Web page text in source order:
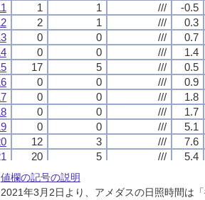
1 1 /// -0.5
2 1 /// 0.3
0 0 /// 0.7
0 0 /// 1.4
17 5 /// 0.5
0 0 /// 0.9
0 0 /// 1.8
0 0 /// 1.7
0 0 /// 5.1
12 3 /// 7.6
20 5 /// 5.4
22
0
23
0 0 /// 3.8
1 1 /// -0.5
2 1 /// 0.3
0 0 /// 0.7
0 0 /// 1.4
17 5 /// 0.5
0 0 /// 0.9
0 0 /// 1.8
0 0 /// 1.7
0 0 /// 5.1
12 3 /// 7.6
20 5 /// 5.4
22
0
23
0 0 /// 3.8
1 1 /// -0.5
2 1 /// 0.3
0 0 /// 0.7
0 0 /// 1.4
17 5 /// 0.5
0 0 /// 0.9
0 0 /// 1.8
0 0 /// 1.7
0 0 /// 5.1
12 3 /// 7.6
20 5 /// 5.4
22
0
23
0 0 /// 3.8
1 1 /// -0.5
2 1 /// 0.3
0 0 /// 0.7
0 0 /// 1.4
17 5 /// 0.5
0 0 /// 0.9
0 0 /// 1.8
0 0 /// 1.7
0 0 /// 5.1
12 3 /// 7.6
20 5 /// 5.4
22
0
23
0 0 /// 3.8
値欄の記号の説明
2021年3月2日より、アメダスの日照時間は